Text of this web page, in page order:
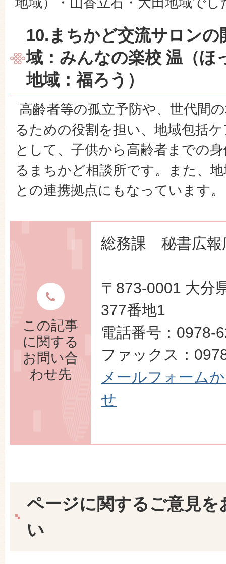
10.まちかど交流サロンの
域：みんなの楽校 温（ほ
地域：福ろう）
高齢者等の孤立予防や、世代間
るための役割を担い、地域包括
として、子供から高齢者までの
るまちかど相談所です。また、
との連携拠点にもなっています。
この記事
に関する
お問い合
わせ先
総務課 秘書広報
〒873-0001 大分
377番地1
電話番号：0978-
ファックス：
メールフォーム
せ
ページに関するご意見を
い